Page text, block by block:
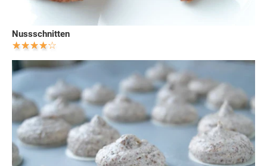
Nussschnitten